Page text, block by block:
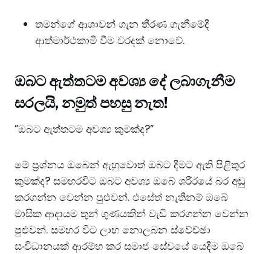
​තමන්ගේ ආශාවන් ගැන තීරණ ගැනීමේදී
ආත්මාර්ථකාමී වීම වරදක් නොවේ.
ඔබට ඇත්තටම අවශ්‍ය දේ ලබාගැනීම
සරලයි, නමුත් පහසු නැත!
​”ඔබට ඇත්තටම අවශ්‍ය කුමක්ද?”
​මේ ප්‍රශ්නය ඔබෙන් ඇහුවොත් ඔබට දීමට ඇති පිළිතුර
කුමක්ද? සමහරවිට ඔබට අවශ්‍ය ඔබේ ශරීරයේ බර අඩු
කරගන්න වෙන්න පුළුවන්. එසේත් නැතිනම් ඔබේ
මාසික ආදායම තුන් ගුණයකින් වැඩි කරගන්න වෙන්න
පුළුවන්. සමහර විට ලාභ නොලබන ස්වේච්ඡා
සංවිධානයක් ආරම්භ කර සමාජ සේවයේ යෙදීම ඔබේ